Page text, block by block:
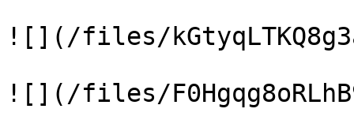
![](/files/
![](/files/